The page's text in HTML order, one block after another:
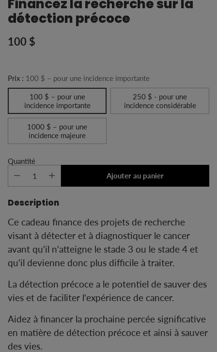
détection précoce
Prix
100 $
Prix : 100 $ – pour une incidence importante
100 $ – pour une
incidence importante
250 $ - pour une
incidence considérable
1000 $ – pour une
incidence majeure
Quantité
Ajouter au panier
Description
Ce cadeau finance des projets de recherche
visant à détecter et à diagnostiquer le cancer
avant qu'il n'atteigne le stade 3 ou le stade 4 et
qu'il devienne donc plus difficile à traiter.
La détection précoce a le potentiel de sauver des
vies et de faciliter l'expérience de cancer.
Aidez à financer la prochaine percée significative
en matière de détection précoce et ainsi à sauver
des vies.